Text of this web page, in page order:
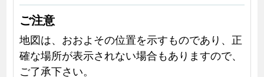
ご注意
地図は、おおよその位置を示すものであり、正
確な場所が表示されない場合もありますので、
ご了承下さい。